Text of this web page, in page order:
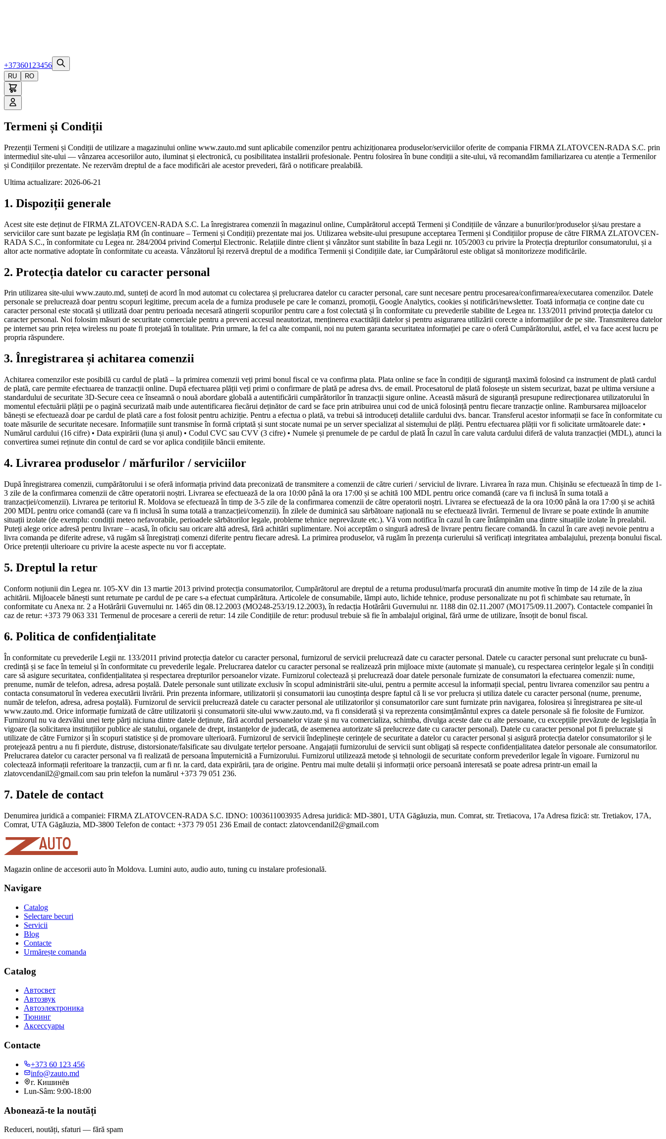
+37360123456
RU RO
Termeni și Condiții
Prezenții Termeni și Condiții de utilizare a magazinului online www.zauto.md sunt aplicabile comenzilor pentru achiziționarea produselor/serviciilor oferite de compania FIRMA ZLATOVCEN-RADA S.C. prin
intermediul site-ului — vânzarea accesoriilor auto, iluminat și electronică, cu posibilitatea instalării profesionale. Pentru folosirea în bune condiții a site-ului, vă recomandăm familiarizarea cu atenție a Termenilor
și Condițiilor prezentate. Ne rezervăm dreptul de a face modificări ale acestor prevederi, fără o notificare prealabilă.
Ultima actualizare: 2026-06-21
1. Dispoziții generale
Acest site este deținut de FIRMA ZLATOVCEN-RADA S.C. La înregistrarea comenzii în magazinul online, Cumpărătorul acceptă Termeni și Condițiile de vânzare a bunurilor/produselor și/sau prestare a
serviciilor care sunt bazate pe legislația RM (în continuare – Termeni și Condiții) prezentate mai jos. Utilizarea website-ului presupune acceptarea Termeni și Condițiilor propuse de către FIRMA ZLATOVCEN-
RADA S.C., în conformitate cu Legea nr. 284/2004 privind Comerțul Electronic. Relațiile dintre client și vânzător sunt stabilite în baza Legii nr. 105/2003 cu privire la Protecția drepturilor consumatorului, și a
altor acte normative adoptate în conformitate cu aceasta. Vânzătorul își rezervă dreptul de a modifica Termenii și Condițiile date, iar Cumpărătorul este obligat să monitorizeze modificările.
2. Protecția datelor cu caracter personal
Prin utilizarea site-ului www.zauto.md, sunteți de acord în mod automat cu colectarea și prelucrarea datelor cu caracter personal, care sunt necesare pentru procesarea/confirmarea/executarea comenzilor. Datele
personale se prelucrează doar pentru scopuri legitime, precum acela de a furniza produsele pe care le comanzi, promoții, Google Analytics, cookies și notificări/newsletter. Toată informația ce conține date cu
caracter personal este stocată și utilizată doar pentru perioada necesară atingerii scopurilor pentru care a fost colectată și în conformitate cu prevederile stabilite de Legea nr. 133/2011 privind protecția datelor cu
caracter personal. Noi folosim măsuri de securitate comerciale pentru a preveni accesul neautorizat, menținerea exactității datelor și pentru asigurarea utilizării corecte a informațiilor de pe site. Transmiterea datelor
pe internet sau prin rețea wireless nu poate fi protejată în totalitate. Prin urmare, la fel ca alte companii, noi nu putem garanta securitatea informației pe care o oferă Cumpărătorului, astfel, el va face acest lucru pe
propria răspundere.
3. Înregistrarea și achitarea comenzii
Achitarea comenzilor este posibilă cu cardul de plată – la primirea comenzii veți primi bonul fiscal ce va confirma plata. Plata online se face în condiții de siguranță maximă folosind ca instrument de plată cardul
de plată, care permite efectuarea de tranzacții online. După efectuarea plății veți primi o confirmare de plată pe adresa dvs. de email. Procesatorul de plată folosește un sistem securizat, bazat pe ultima versiune a
standardului de securitate 3D-Secure ceea ce înseamnă o nouă abordare globală a autentificării cumpărătorilor în tranzacții sigure online. Această măsură de siguranță presupune redirecționarea utilizatorului în
momentul efectuării plății pe o pagină securizată maib unde autentificarea fiecărui deținător de card se face prin atribuirea unui cod de unică folosință pentru fiecare tranzacție online. Rambursarea mijloacelor
bănești se efectuează doar pe cardul de plată care a fost folosit pentru achiziție. Pentru a efectua o plată, va trebui să introduceți detaliile cardului dvs. bancar. Transferul acestor informații se face în conformitate cu
toate măsurile de securitate necesare. Informațiile sunt transmise în formă criptată și sunt stocate numai pe un server specializat al sistemului de plăți. Pentru efectuarea plății vor fi solicitate următoarele date: •
Numărul cardului (16 cifre) • Data expirării (luna și anul) • Codul CVC sau CVV (3 cifre) • Numele și prenumele de pe cardul de plată În cazul în care valuta cardului diferă de valuta tranzacției (MDL), atunci la
convertirea sumei reținute din contul de card se vor aplica condițiile băncii emitente.
4. Livrarea produselor / mărfurilor / serviciilor
După înregistrarea comenzii, cumpărătorului i se oferă informația privind data preconizată de transmitere a comenzii de către curieri / serviciul de livrare. Livrarea în raza mun. Chișinău se efectuează în timp de 1-
3 zile de la confirmarea comenzii de către operatorii noștri. Livrarea se efectuează de la ora 10:00 până la ora 17:00 și se achită 100 MDL pentru orice comandă (care va fi inclusă în suma totală a
tranzacției/comenzii). Livrarea pe teritoriul R. Moldova se efectuează în timp de 3-5 zile de la confirmarea comenzii de către operatorii noștri. Livrarea se efectuează de la ora 10:00 până la ora 17:00 și se achită
200 MDL pentru orice comandă (care va fi inclusă în suma totală a tranzacției/comenzii). În zilele de duminică sau sărbătoare națională nu se efectuează livrări. Termenul de livrare se poate extinde în anumite
situații izolate (de exemplu: condiții meteo nefavorabile, perioadele sărbătorilor legale, probleme tehnice neprevăzute etc.). Vă vom notifica în cazul în care întâmpinăm una dintre situațiile izolate în prealabil.
Puteți alege orice adresă pentru livrare – acasă, în oficiu sau oricare altă adresă, fără achitări suplimentare. Noi acceptăm o singură adresă de livrare pentru fiecare comandă. În cazul în care aveți nevoie pentru a
livra comanda pe diferite adrese, vă rugăm să înregistrați comenzi diferite pentru fiecare adresă. La primirea produselor, vă rugăm în prezența curierului să verificați integritatea ambalajului, prezența bonului fiscal.
Orice pretenții ulterioare cu privire la aceste aspecte nu vor fi acceptate.
5. Dreptul la retur
Conform noțiunii din Legea nr. 105-XV din 13 martie 2013 privind protecția consumatorilor, Cumpărătorul are dreptul de a returna produsul/marfa procurată din anumite motive în timp de 14 zile de la ziua
achitării. Mijloacele bănești sunt returnate pe cardul de pe care s-a efectuat cumpărătura. Articolele de consumabile, lămpi auto, lichide tehnice, produse personalizate nu pot fi schimbate sau returnate, în
conformitate cu Anexa nr. 2 a Hotărârii Guvernului nr. 1465 din 08.12.2003 (MO248-253/19.12.2003), în redacția Hotărârii Guvernului nr. 1188 din 02.11.2007 (MO175/09.11.2007). Contactele companiei în
caz de retur: +373 79 063 331 Termenul de procesare a cererii de retur: 14 zile Condițiile de retur: produsul trebuie să fie în ambalajul original, fără urme de utilizare, însoțit de bonul fiscal.
6. Politica de confidențialitate
În conformitate cu prevederile Legii nr. 133/2011 privind protecția datelor cu caracter personal, furnizorul de servicii prelucrează date cu caracter personal. Datele cu caracter personal sunt prelucrate cu bună-
credință și se face în temeiul și în conformitate cu prevederile legale. Prelucrarea datelor cu caracter personal se realizează prin mijloace mixte (automate și manuale), cu respectarea cerințelor legale și în condiții
care să asigure securitatea, confidențialitatea și respectarea drepturilor persoanelor vizate. Furnizorul colectează și prelucrează doar datele personale furnizate de consumatori la efectuarea comenzii: nume,
prenume, număr de telefon, adresa, adresa poștală. Datele personale sunt utilizate exclusiv în scopul administrării site-ului, pentru a permite accesul la informații special, pentru livrarea comenzilor sau pentru a
contacta consumatorul în vederea executării livrării. Prin prezenta informare, utilizatorii și consumatorii iau cunoștința despre faptul că li se vor prelucra și utiliza datele cu caracter personal (nume, prenume,
număr de telefon, adresa, adresa poștală). Furnizorul de servicii prelucrează datele cu caracter personal ale utilizatorilor și consumatorilor care sunt furnizate prin navigarea, folosirea și înregistrarea pe site-ul
www.zauto.md. Orice informație furnizată de către utilizatorii și consumatorii site-ului www.zauto.md, va fi considerată și va reprezenta consimțământul expres ca datele personale să fie folosite de Furnizor.
Furnizorul nu va dezvălui unei terțe părți niciuna dintre datele deținute, fără acordul persoanelor vizate și nu va comercializa, schimba, divulga aceste date cu alte persoane, cu excepțiile prevăzute de legislația în
vigoare (la solicitarea instituțiilor publice ale statului, organele de drept, instanțelor de judecată, de asemenea autorizate să prelucreze date cu caracter personal). Datele cu caracter personal pot fi prelucrate și
utilizate de către Furnizor și în scopuri statistice și de promovare ulterioară. Furnizorul de servicii îndeplinește cerințele de securitate a datelor cu caracter personal și asigură protecția datelor consumatorilor și le
protejează pentru a nu fi pierdute, distruse, distorsionate/falsificate sau divulgate terțelor persoane. Angajații furnizorului de servicii sunt obligați să respecte confidențialitatea datelor personale ale consumatorilor.
Prelucrarea datelor cu caracter personal va fi realizată de persoana împuternicită a Furnizorului. Furnizorul utilizează metode și tehnologii de securitate conform prevederilor legale în vigoare. Furnizorul nu
colectează informații referitoare la tranzacții, cum ar fi nr. la card, data expirării, țara de origine. Pentru mai multe detalii și informații orice persoană interesată se poate adresa printr-un email la
zlatovcendanil2@gmail.com sau prin telefon la numărul +373 79 051 236.
7. Datele de contact
Denumirea juridică a companiei: FIRMA ZLATOVCEN-RADA S.C. IDNO: 1003611003935 Adresa juridică: MD-3801, UTA Găgăuzia, mun. Comrat, str. Tretiacova, 17a Adresa fizică: str. Tretiakov, 17A,
Comrat, UTA Găgăuzia, MD-3800 Telefon de contact: +373 79 051 236 Email de contact: zlatovcendanil2@gmail.com
Magazin online de accesorii auto în Moldova. Lumini auto, audio auto, tuning cu instalare profesională.
Navigare
Catalog
Selectare becuri
Servicii
Blog
Contacte
Urmărește comanda
Catalog
Автосвет
Автозвук
Автоэлектроника
Тюнинг
Аксессуары
Contacte
+373 60 123 456
info@zauto.md
г. Кишинёв
Lun-Sâm: 9:00-18:00
Abonează-te la noutăți
Reduceri, noutăți, sfaturi — fără spam